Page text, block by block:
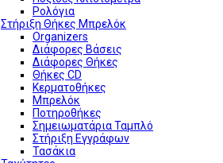
Ρολόγια
Στήριξη Θήκες Μπρελόκ
Organizers
Διάφορες Βάσεις
Διάφορες Θήκες
Θήκες CD
Κερματοθήκες
Μπρελόκ
Ποτηροθήκες
Σημειωματάρια Ταμπλό
Στήριξη Εγγράφων
Τασάκια